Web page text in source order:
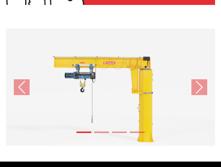
Previous Next